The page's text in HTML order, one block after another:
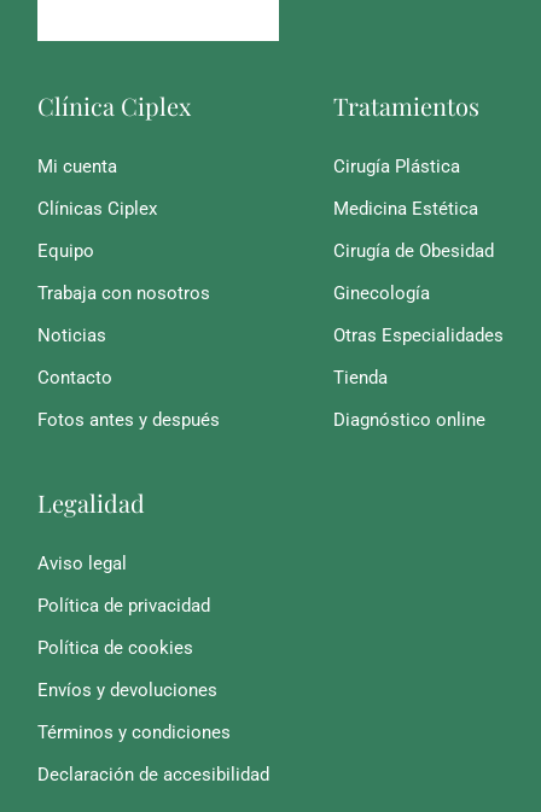
Clínica Ciplex
Mi cuenta
Clínicas Ciplex
Equipo
Trabaja con nosotros
Noticias
Contacto
Fotos antes y después
Tratamientos
Cirugía Plástica
Medicina Estética
Cirugía de Obesidad
Ginecología
Otras Especialidades
Tienda
Diagnóstico online
Legalidad
Aviso legal
Política de privacidad
Política de cookies
Envíos y devoluciones
Términos y condiciones
Declaración de accesibilidad